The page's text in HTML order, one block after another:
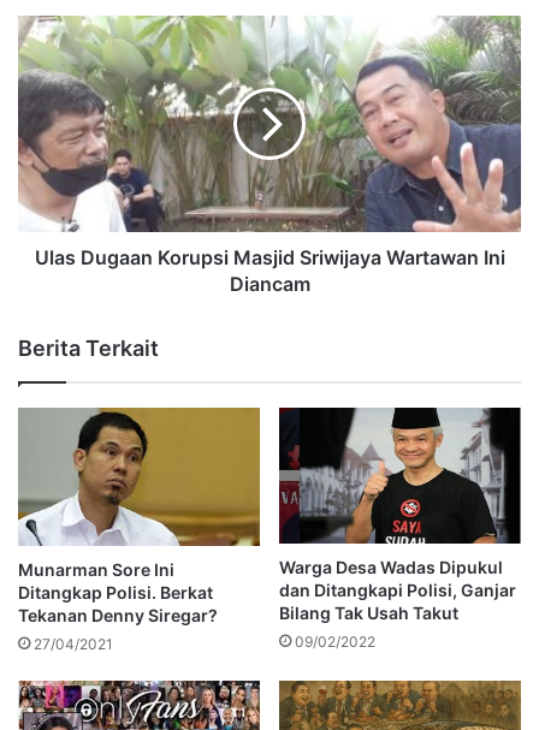
Ulas Dugaan Korupsi Masjid Sriwijaya Wartawan Ini
Diancam
Berita Terkait
Munarman Sore Ini
Ditangkap Polisi. Berkat
Tekanan Denny Siregar?
27/04/2021
Warga Desa Wadas Dipukul
dan Ditangkapi Polisi, Ganjar
Bilang Tak Usah Takut
09/02/2022